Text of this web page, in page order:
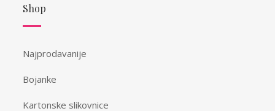
Shop
Najprodavanije
Bojanke
Kartonske slikovnice